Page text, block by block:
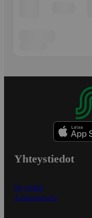
Yhteystiedot
Myymälät
Asiakaspalvelu